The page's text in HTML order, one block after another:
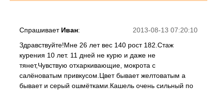
2013-08-13 07:20:10
Спрашивает Иван:
Здравствуйте!Мне 26 лет вес 140 рост 182.Стаж
курения 10 лет. 11 дней не курю и даже не
тянет,Чувствую отхаркивающие, мокрота с
салёноватым привкусом.Цвет бывает желтоватым а
бывает и серый ошмётками.Кашель очень сильный по